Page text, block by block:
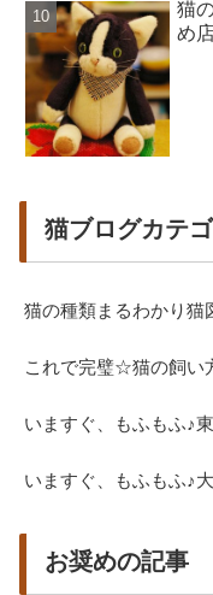
猫
め
猫ブログカテ
猫の種類まるわかり猫
これで完璧☆猫の飼い
いますぐ、もふもふ♪
いますぐ、もふもふ♪
お奨めの記事